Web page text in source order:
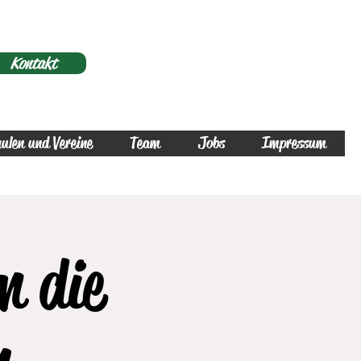
Kontakt
und Vereine Team Jobs Impressum
die